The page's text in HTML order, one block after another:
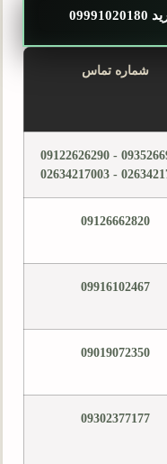
شماره تماس
09352669599 - 09122626290
02634217002 -
09126662820
09916102467
09019072350
09302377177